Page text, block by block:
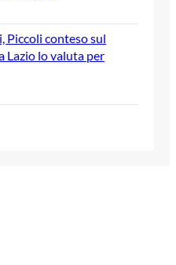
Piccoli conteso sul
Lazio lo valuta per